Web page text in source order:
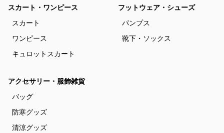
スカート・ワンピース
スカート
ワンピース
キュロットスカート
フットウェア・シューズ
パンプス
靴下・ソックス
アクセサリー・服飾雑貨
バッグ
防寒グッズ
清涼グッズ